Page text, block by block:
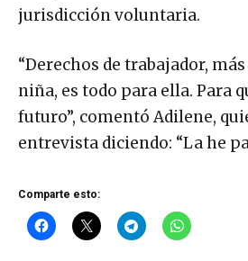
jurisdicción voluntaria.
“Derechos de trabajador,
niña, es todo para ella. Para
futuro”, comentó Adilene,
entrevista diciendo: “La he
Comparte esto: